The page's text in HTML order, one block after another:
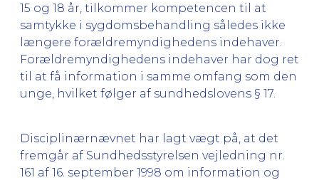
15 og 18 år, tilkommer kompetencen til at
samtykke i sygdomsbehandling således ikke
længere forældremyndighedens indehaver.
Forældremyndighedens indehaver har dog ret
til at få information i samme omfang som den
unge, hvilket følger af sundhedslovens § 17.
Disciplinærnævnet har lagt vægt på, at det
fremgår af Sundhedsstyrelsen vejledning nr.
161 af 16. september 1998 om information og